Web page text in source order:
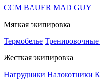
CCM BAUER MAD GUY
Мягкая экипировка
Термобелье Тренировочные
Жесткая экипировка
Нагрудники Налокотники